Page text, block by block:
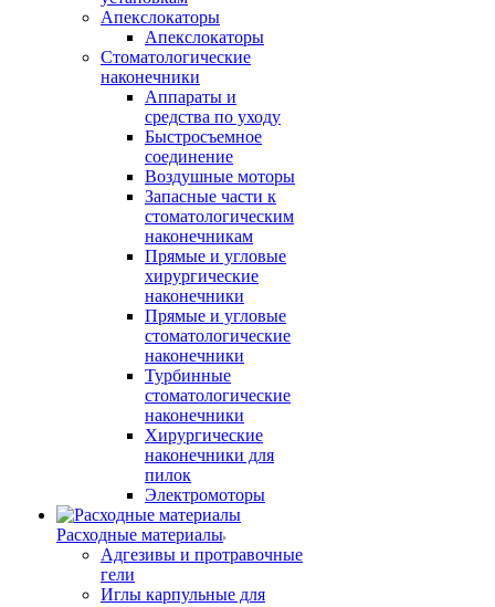
Апекслокаторы
Апекслокаторы
Стоматологические
наконечники
Аппараты и
средства по уходу
Быстросъемное
соединение
Воздушные моторы
Запасные части к
стоматологическим
наконечникам
Прямые и угловые
хирургические
наконечники
Прямые и угловые
стоматологические
наконечники
Турбинные
стоматологические
наконечники
Хирургические
наконечники для
пилок
Электромоторы
Расходные материалы
Адгезивы и протравочные
гели
Иглы карпульные для